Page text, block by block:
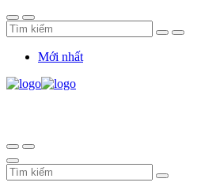
Mới nhất